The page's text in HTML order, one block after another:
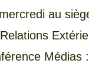
au
Médias